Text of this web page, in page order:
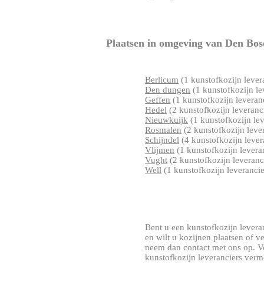
Plaatsen in omgeving van Den
Berlicum (1 kunstofkozijn
Den dungen (1 kunstofkozijn
Geffen (1 kunstofkozijn
Hedel (2 kunstofkozijn
Nieuwkuijk (1 kunstofkozijn
Rosmalen (2 kunstofkozijn
Schijndel (4 kunstofkozijn
Vlijmen (1 kunstofkozijn
Vught (2 kunstofkozijn
Well (1 kunstofkozijn
Bent u een kunstofkozijn
en wilt u kozijnen plaatsen of
neem dan contact met ons op.
kunstofkozijn leveranciers